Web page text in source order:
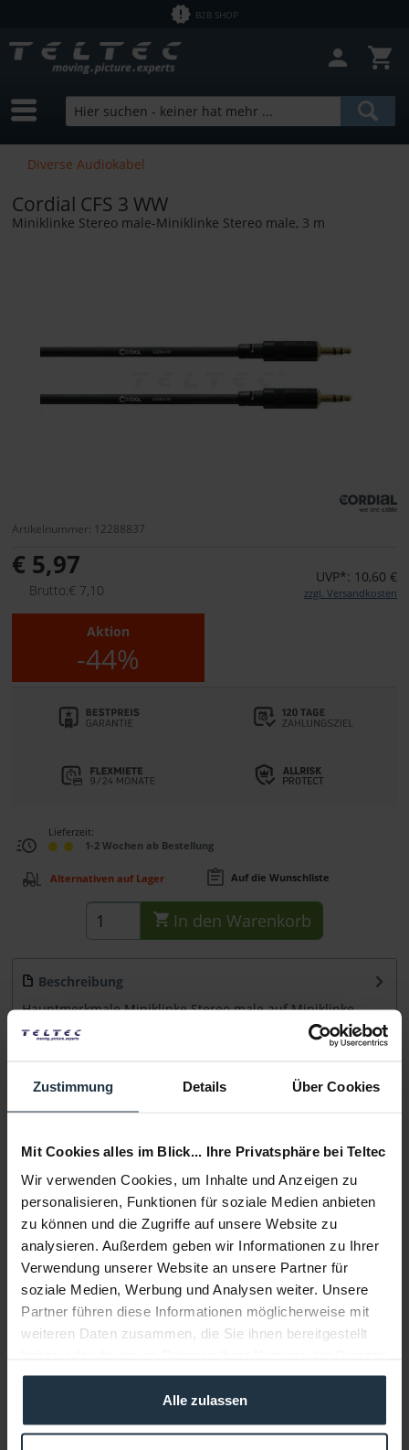
Zustimmung Details Über Cookies
Mit Cookies alles im Blick... Ihre Privatsphäre bei Teltec
Wir verwenden Cookies, um Inhalte und Anzeigen zu
personalisieren, Funktionen für soziale Medien anbieten
zu können und die Zugriffe auf unsere Website zu
analysieren. Außerdem geben wir Informationen zu Ihrer
Verwendung unserer Website an unsere Partner für
soziale Medien, Werbung und Analysen weiter. Unsere
Partner führen diese Informationen möglicherweise mit
weiteren Daten zusammen, die Sie ihnen bereitgestellt
gesammelt haben.
Alle zulassen
B2B SHOP
Diverse Audiokabel
Cordial CFS 3 WW
Miniklinke Stereo male-Miniklinke Stereo male, 3 m
Artikelnummer: 12288837
€ 5,97
Brutto:€ 7,10
UVP*: 10,60 €
zzgl. Versandkosten
Aktion
-44%
Lieferzeit:
1-2 Wochen ab Bestellung
Alternativen auf Lager Auf die Wunschliste
In den Warenkorb
Beschreibung
Hauptmerkmale Miniklinke Stereo male auf Miniklinke
Stereo male mit Neutrik (Rean) Steckern...
mehr
Infos zu Hersteller & Produktsicherheit
Folgende Infos zum Hersteller sind verfübar......
Weitere Artikel von Cordial ansehen